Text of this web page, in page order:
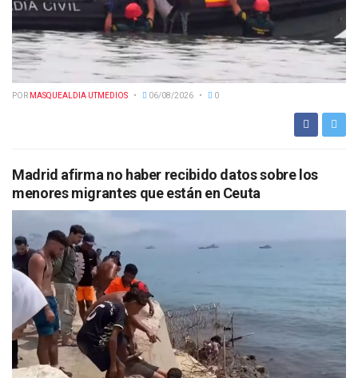
POR MASQUEALDIA UTMEDIOS 06/08/2026 0
Madrid afirma no haber recibido datos sobre los
menores migrantes que están en Ceuta